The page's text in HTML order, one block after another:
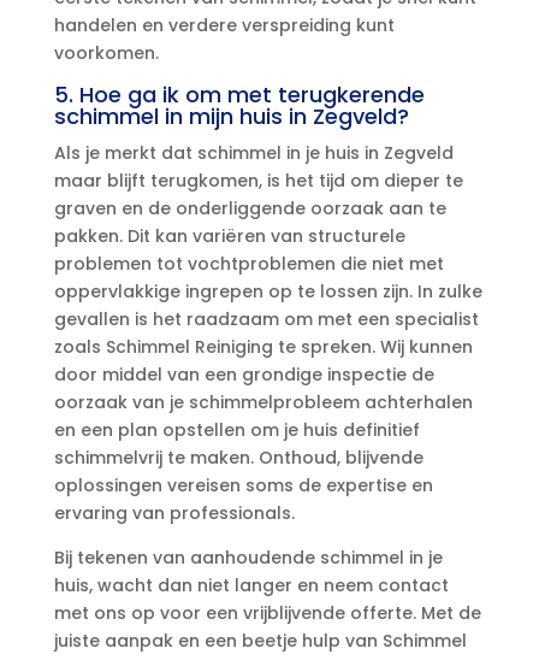
handelen en verdere verspreiding kunt
voorkomen.​
5.​ Hoe ga ik om met terugkerende
schimmel in mijn huis in Zegveld?
Als je merkt dat schimmel in je huis in Zegveld
maar blijft terugkomen, is het tijd om dieper te
graven en de onderliggende oorzaak aan te
pakken.​ Dit kan variëren van structurele
problemen tot vochtproblemen die niet met
oppervlakkige ingrepen op te lossen zijn.​ In zulke
gevallen is het raadzaam om met een specialist
zoals Schimmel Reiniging te spreken.​ Wij kunnen
door middel van een grondige inspectie de
oorzaak van je schimmelprobleem achterhalen
en een plan opstellen om je huis definitief
schimmelvrij te maken.​ Onthoud, blijvende
oplossingen vereisen soms de expertise en
ervaring van professionals.​
Bij tekenen van aanhoudende schimmel in je
huis, wacht dan niet langer en neem contact
met ons op voor een vrijblijvende offerte.​ Met de
juiste aanpak en een beetje hulp van Schimmel